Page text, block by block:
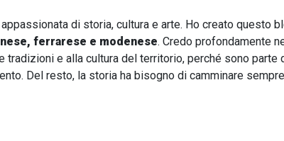
di storia, cultura e arte. Ho creato questo
ferrarese e modenese. Credo profondamente
e alla cultura del territorio, perché sono
Del resto, la storia ha bisogno di camminare